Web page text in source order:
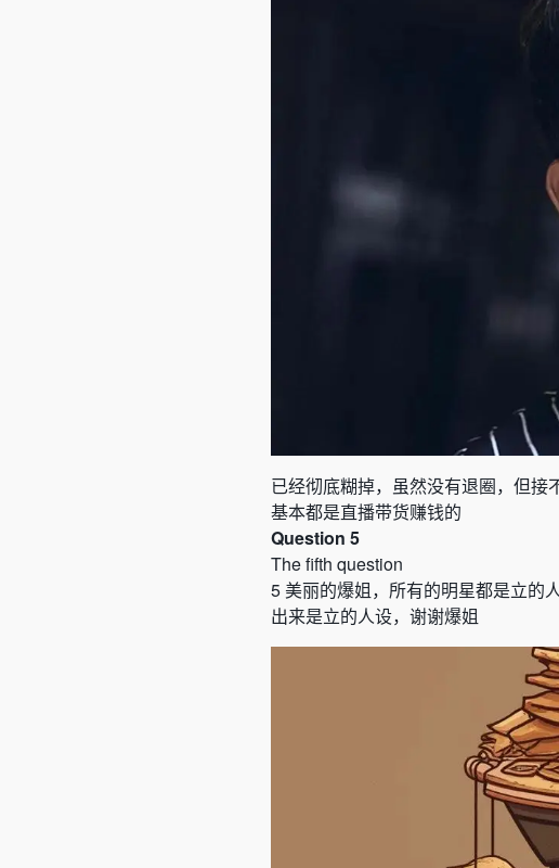
已经彻底糊掉，虽然没有退圈，但
基本都是直播带货赚钱的
Question 5
The fifth question
5美丽的爆姐，所有的明星都是立的
出来是立的人设，谢谢爆姐